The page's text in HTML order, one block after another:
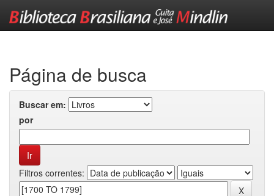
Página de busca
Buscar em:
por
Filtros correntes: